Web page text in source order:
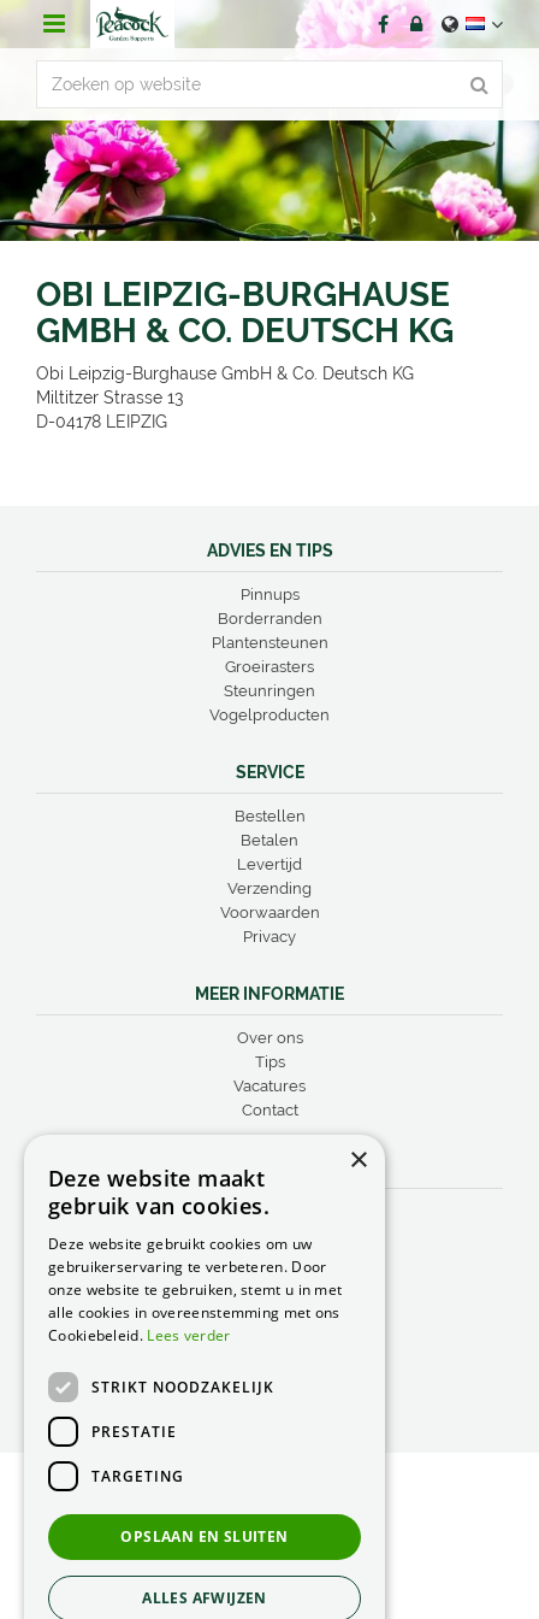
r
n
t
OBI LEIPZIG-BURGHAUSE
GMBH & CO. DEUTSCH KG
Obi Leipzig-Burghause GmbH & Co. Deutsch KG
Miltitzer Strasse 13
D-04178
LEIPZIG
ADVIES EN TIPS
Pinnups
Borderranden
Plantensteunen
Groeirasters
Steunringen
Vogelproducten
SERVICE
Bestellen
Betalen
Levertijd
Verzending
Voorwaarden
Privacy
MEER INFORMATIE
Over ons
Tips
Vacatures
Contact
CONTACT
Peacock Garden Supports
Industrieweg 22
5688 DP Oirschot
Nederland
T.0499 57 40 80
Privacy Statement
Green Solutions
×
Deze website maakt
gebruik van cookies.
Deze website gebruikt cookies om uw
gebruikerservaring te verbeteren. Door
onze website te gebruiken, stemt u in met
alle cookies in overeenstemming met ons
Cookiebeleid. Lees verder
STRIKT NOODZAKELIJK
PRESTATIE
TARGETING
OPSLAAN EN SLUITEN
ALLES AFWIJZEN